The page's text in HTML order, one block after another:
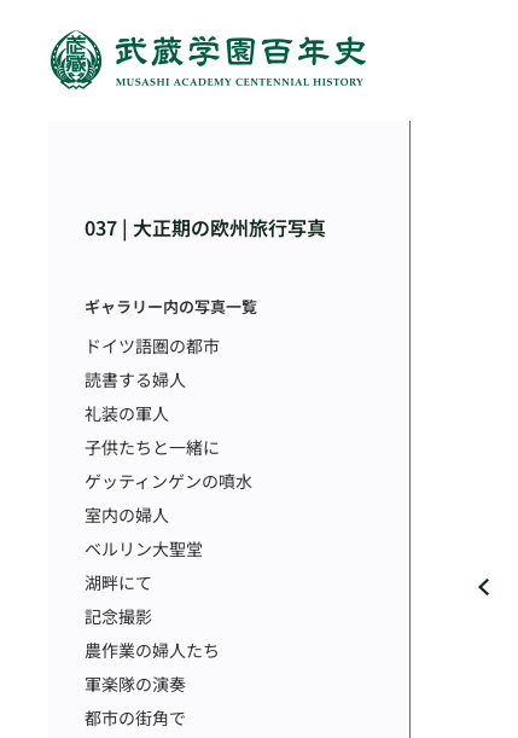
037 | 大正期の欧州旅行写真
ギャラリー内の写真一覧
ドイツ語圏の都市
読書する婦人
礼装の軍人
子供たちと一緒に
ゲッティンゲンの噴水
室内の婦人
ベルリン大聖堂
湖畔にて
記念撮影
農作業の婦人たち
軍楽隊の演奏
都市の街角で